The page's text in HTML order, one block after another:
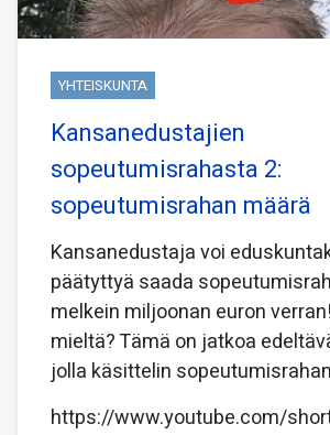
YHTEISKUNTA
Kansanedustajien
sopeutumisrahasta 2:
sopeutumisrahan määrä
Kansanedustaja voi
päätyttyä saada
melkein miljoonan euron
mieltä? Tämä on jatkoa
jolla käsittelin
https://www.youtube.com/